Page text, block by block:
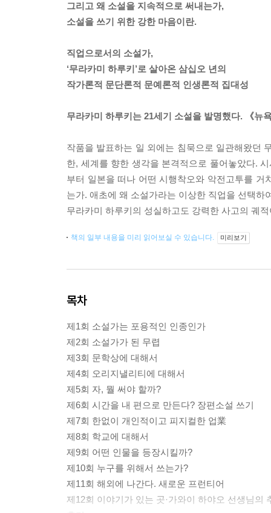
그리고 왜 소설을 지속적으로 써내는가,
소설을 쓰기 위한 강한 마음이란.
직업으로서의 소설가,
‘무라카미 하루키’로 살아온 삼십오 년의
작가론적 문단론적 문예론적 인생론적 집대성
무라카미 하루키는 21세기 소설을 발명했다. 《뉴
작품을 발표하는 일 외에는 침묵으로 일관해왔던
한, 세계를 향한 생각을 본격적으로 풀어놓았다.
부터 일본을 떠나 어떤 시행착오와 악전고투를
는가. 애초에 왜 소설가라는 이상한 직업을 선택
무라카미 하루키의 성실하고도 강력한 사고의 궤
책의 일부 내용을 미리 읽어보실 수 있습니다. 미리보기
목차
제1회 소설가는 포용적인 인종인가
제2회 소설가가 된 무렵
제3회 문학상에 대해서
제4회 오리지낼리티에 대해서
제5회 자, 뭘 써야 할까?
제6회 시간을 내 편으로 만든다? 장편소설 쓰기
제7회 한없이 개인적이고 피지컬한 업業
제8회 학교에 대해서
제9회 어떤 인물을 등장시킬까?
제10회 누구를 위해서 쓰는가?
제11회 해외에 나간다. 새로운 프런티어
제12회 이야기가 있는 곳·가와이 하야오 선생님의